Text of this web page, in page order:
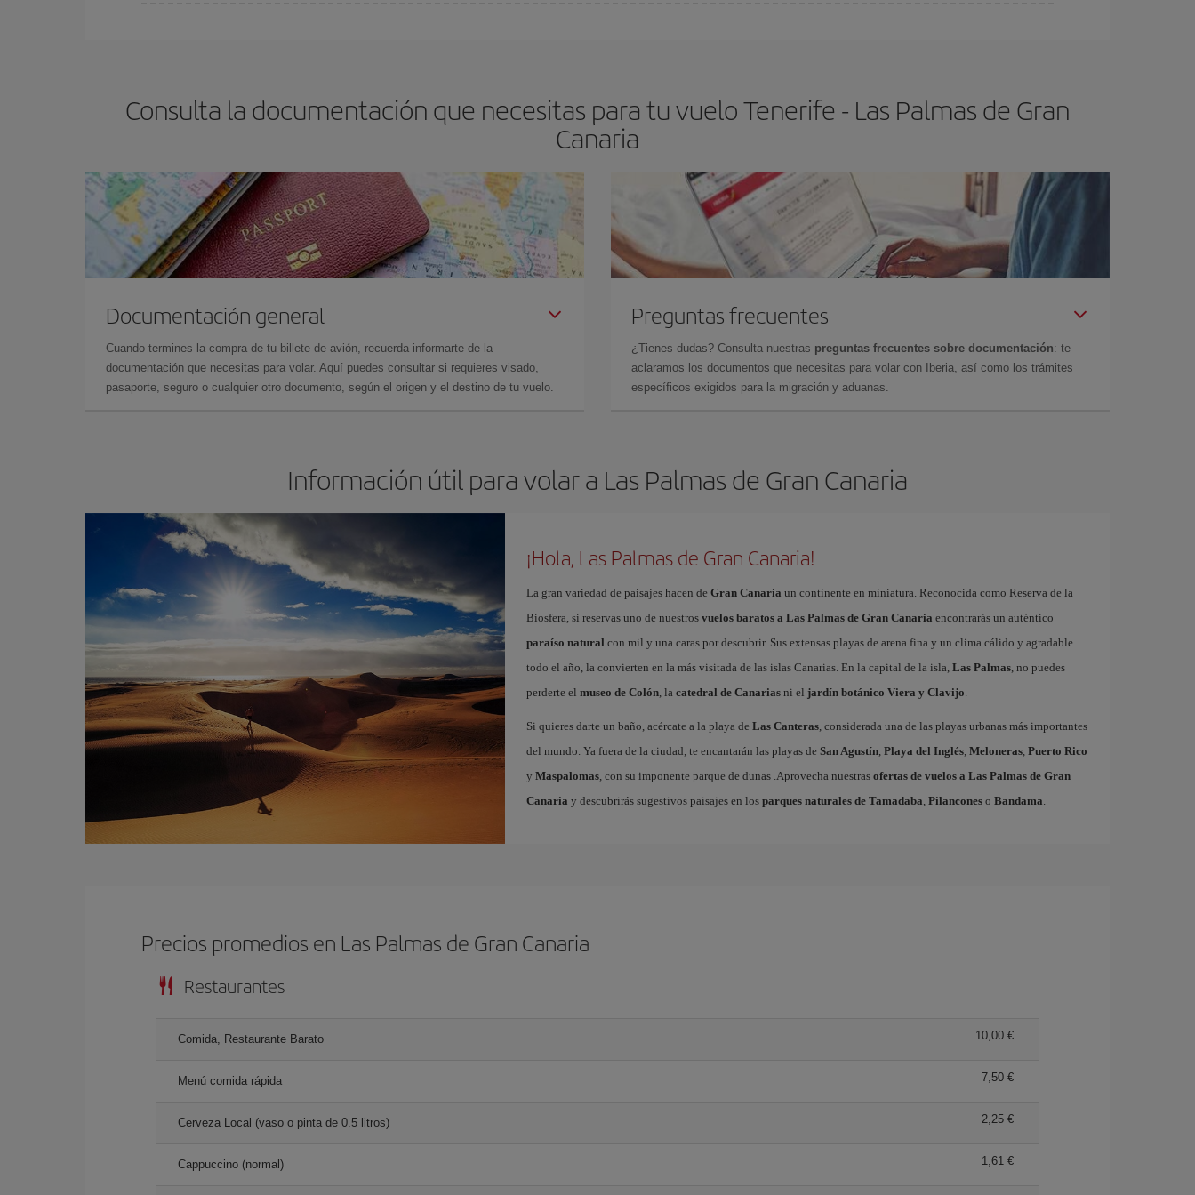
Consulta la documentación que necesitas para tu vuelo Tenerife - Las Palmas de Gran
Canaria
Documentación general
Cuando termines la compra de tu billete de avión, recuerda informarte de la
documentación que necesitas para volar. Aquí puedes consultar si requieres visado,
pasaporte, seguro o cualquier otro documento, según el origen y el destino de tu vuelo.
Preguntas frecuentes
¿Tienes dudas? Consulta nuestras preguntas frecuentes sobre documentación: te
aclaramos los documentos que necesitas para volar con Iberia, así como los trámites
específicos exigidos para la migración y aduanas.
Información útil para volar a Las Palmas de Gran Canaria
¡Hola, Las Palmas de Gran Canaria!
La gran variedad de paisajes hacen de Gran Canaria un continente en miniatura. Reconocida como Reserva de la
Biosfera, si reservas uno de nuestros vuelos baratos a Las Palmas de Gran Canaria encontrarás un auténtico
paraíso natural con mil y una caras por descubrir. Sus extensas playas de arena fina y un clima cálido y agradable
todo el año, la convierten en la más visitada de las islas Canarias. En la capital de la isla, Las Palmas, no puedes
perderte el museo de Colón, la catedral de Canariasni el jardín botánico Viera y Clavijo.
Si quieres darte un baño, acércate a la playa de Las Canteras, considerada una de las playas urbanas más importantes
del mundo. Ya fuera de la ciudad, te encantarán las playas de San Agustín, Playa del Inglés, Meloneras, Puerto Rico
y Maspalomas, con su imponente parque de dunas .Aprovecha nuestras ofertas de vuelos a Las Palmas de Gran
Canaria y descubrirás sugestivos paisajes en los parques naturales de Tamadaba, Pilanconeso Bandama.
Precios promedios en Las Palmas de Gran Canaria
Restaurantes
Comida, Restaurante Barato 10,00 €
Menú comida rápida 7,50 €
Cerveza Local (vaso o pinta de 0.5 litros) 2,25 €
Cappuccino (normal) 1,61 €